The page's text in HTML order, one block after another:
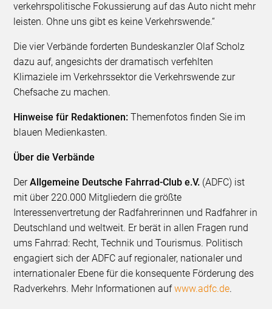
verkehrspolitische Fokussierung auf das Auto nicht mehr
leisten. Ohne uns gibt es keine Verkehrswende.“
Die vier Verbände forderten Bundeskanzler Olaf Scholz
dazu auf, angesichts der dramatisch verfehlten
Klimaziele im Verkehrssektor die Verkehrswende zur
Chefsache zu machen.
Hinweise für Redaktionen:Themenfotos finden Sie im
blauen Medienkasten.
Über die Verbände
DerAllgemeine Deutsche Fahrrad-Club e.V. (ADFC) ist
mit über 220.000 Mitgliedern die größte
Interessenvertretung der Radfahrerinnen und Radfahrer in
Deutschland und weltweit. Er berät in allen Fragen rund
ums Fahrrad: Recht, Technik und Tourismus. Politisch
engagiert sich der ADFC auf regionaler, nationaler und
internationaler Ebene für die konsequente Förderung des
Radverkehrs. Mehr Informationen aufwww.adfc.de.